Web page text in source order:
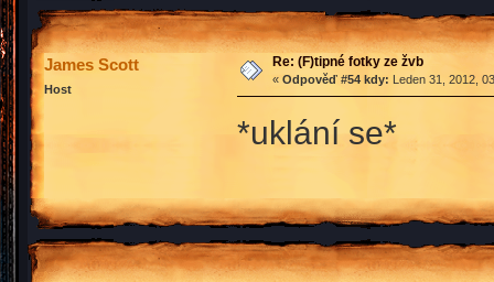
James Scott
Host
Re: (F)tipné fotky ze žvb
« Odpověď #54 kdy: Leden 31, 2012,
*uklání se*